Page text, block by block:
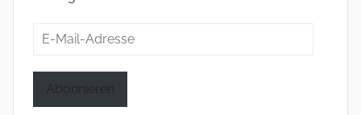
E-
Abonnieren